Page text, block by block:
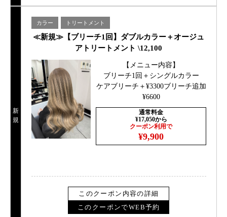
新
規
カラー トリートメント
≪新規≫【ブリーチ1回】ダブルカラー＋オージュ
アトリートメント \12,100
【メニュー内容】
ブリーチ1回＋シングルカラー
ケアブリーチ＋¥3300ブリーチ追加
¥6600
通常料金
¥17,050から
クーポン利用で
¥9,900
このクーポン内容の詳細
このクーポンでWEB予約